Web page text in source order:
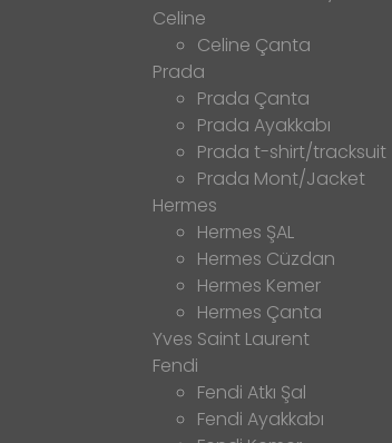
Celine
Celine Çanta
Prada
Prada Çanta
Prada Ayakkabı
Prada t-shirt/tracksuit
Prada Mont/Jacket
Hermes
Hermes ŞAL
Hermes Cüzdan
Hermes Kemer
Hermes Çanta
Yves Saint Laurent
Fendi
Fendi Atkı Şal
Fendi Ayakkabı